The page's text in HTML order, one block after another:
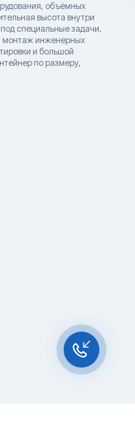
объёмных
высота внутри
специальные задачи.
монтаж инженерных
и большой
по размеру,